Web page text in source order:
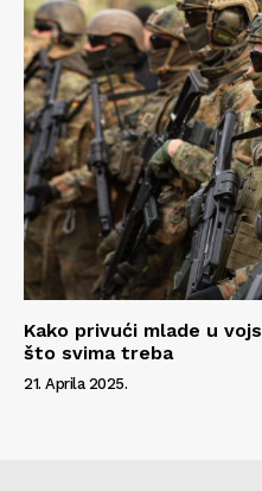
Kako privući mlade u
što svima treba
21. Aprila 2025.